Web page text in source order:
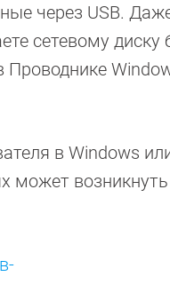
через USB.
сетевому диску
в Windows
может